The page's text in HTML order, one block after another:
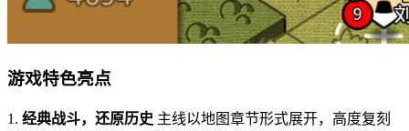
游戏特色亮点
1. 经典战斗，还原历史 主线以地图章节形式展开，高度复刻